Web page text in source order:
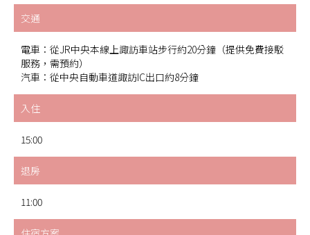
交通
電車：從JR中央本線上諏訪車站步行約20分鐘（提供免費接駁
服務，需預約）
汽車：從中央自動車道諏訪IC出口約8分鐘
入住
15:00
退房
11:00